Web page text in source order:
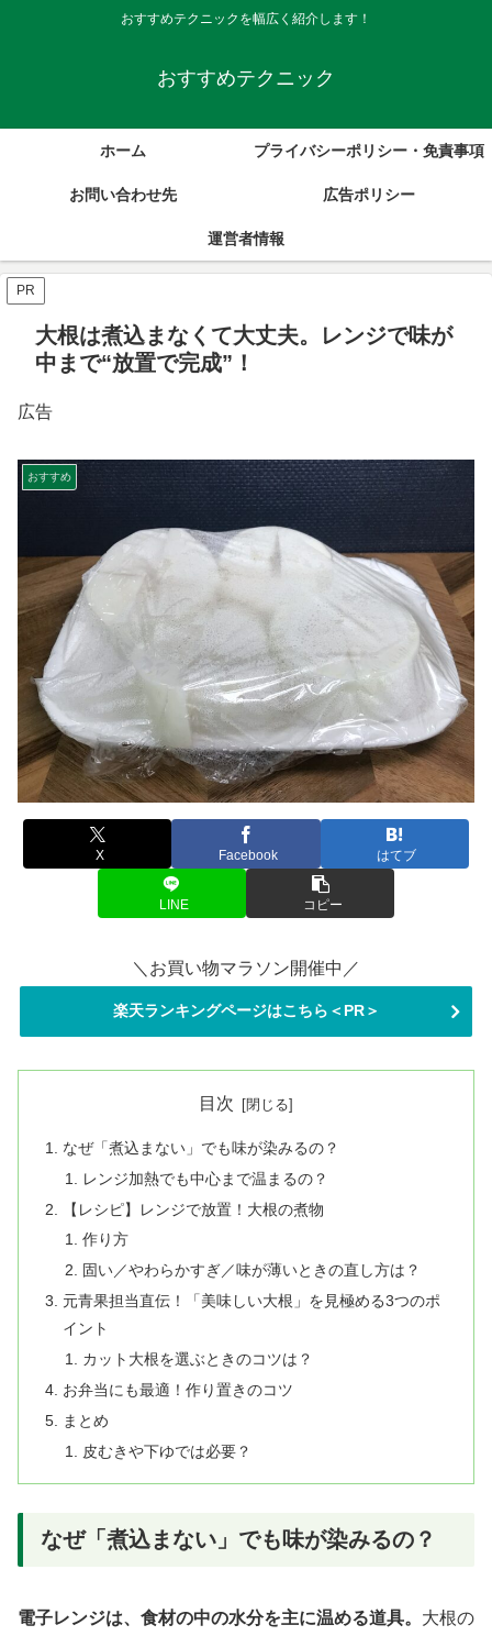
おすすめテクニックを幅広く紹介します！
おすすめテクニック
ホーム プライバシーポリシー・免責事項
お問い合わせ先 広告ポリシー
運営者情報
PR
大根は煮込まなくて大丈夫。レンジで味が
中まで“放置で完成”！
広告
おすすめ
X Facebook はてブ
LINE コピー
＼お買い物マラソン開催中／
楽天ランキングページはこちら＜PR＞
目次
なぜ「煮込まない」でも味が染みるの？
レンジ加熱でも中心まで温まるの？
【レシピ】レンジで放置！大根の煮物
作り方
固い／やわらかすぎ／味が薄いときの直し方は？
元青果担当直伝！「美味しい大根」を見極める3つのポ
イント
カット大根を選ぶときのコツは？
お弁当にも最適！作り置きのコツ
まとめ
皮むきや下ゆでは必要？
なぜ「煮込まない」でも味が染みるの？
電子レンジは、食材の中の水分を主に温める道具。 大根の